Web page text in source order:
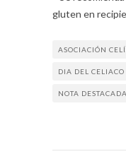
gluten en
ASOCIACIÓN
DIA DEL CELIACO
NOTA DESTACADA